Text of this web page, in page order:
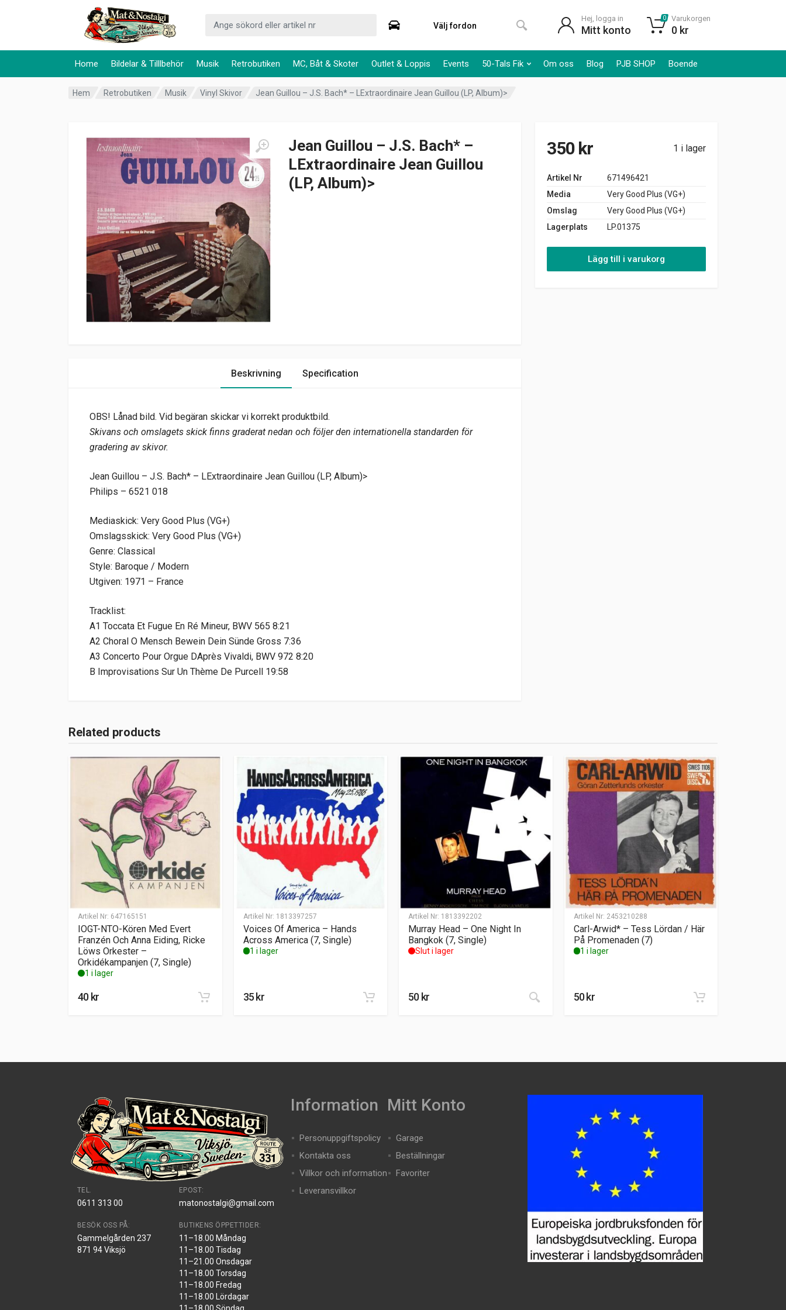
Home Bildelar & Tilllbehör Musik Retrobutiken MC, Båt & Skoter Outlet & Loppis Events 50-Tals Fik Om oss Blog PJB SHOP Boende
Välj fordon
Hej, logga in
Mitt konto
0 Varukorgen
0 kr
Hem Retrobutiken Musik Vinyl Skivor Jean Guillou – J.S. Bach* – LExtraordinaire Jean Guillou (LP, Album)>
Jean Guillou – J.S. Bach* –
LExtraordinaire Jean Guillou
(LP, Album)>
350 kr 1 i lager
Artikel Nr
671496421
Media
Very Good Plus (VG+)
Omslag
Very Good Plus (VG+)
Lagerplats
LP.01375
Lägg till i varukorg
Beskrivning Specification
OBS! Lånad bild. Vid begäran skickar vi korrekt produktbild.
Skivans och omslagets skick finns graderat nedan och följer den internationella standarden för
gradering av skivor.
Jean Guillou – J.S. Bach* – LExtraordinaire Jean Guillou (LP, Album)>
Philips – 6521 018
Mediaskick: Very Good Plus (VG+)
Omslagsskick: Very Good Plus (VG+)
Genre: Classical
Style: Baroque / Modern
Utgiven: 1971 – France
Tracklist:
A1 Toccata Et Fugue En Ré Mineur, BWV 565 8:21
A2 Choral O Mensch Bewein Dein Sünde Gross 7:36
A3 Concerto Pour Orgue DAprès Vivaldi, BWV 972 8:20
B Improvisations Sur Un Thème De Purcell 19:58
Related products
Artikel Nr: 647165151
IOGT-NTO-Kören Med Evert
Franzén Och Anna Eiding, Ricke
Löws Orkester –
Orkidékampanjen (7, Single)
1 i lager
40kr
Artikel Nr: 1813397257
Voices Of America – Hands
Across America (7, Single)
1 i lager
35kr
Artikel Nr: 1813392202
Murray Head – One Night In
Bangkok (7, Single)
Slut i lager
50kr
Artikel Nr: 2453210288
Carl-Arwid* – Tess Lördan / Här
På Promenaden (7)
1 i lager
50kr
TEL.
0611 313 00
EPOST:
matonostalgi@gmail.com
BESÖK OSS PÅ:
Gammelgården 237
871 94 Viksjö
BUTIKENS ÖPPETTIDER:
11–18.00 Måndag
11–18.00 Tisdag
11–21.00 Onsdagar
11–18.00 Torsdag
11–18.00 Fredag
11–18.00 Lördagar
Information
Personuppgiftspolicy
Kontakta oss
Villkor och information
Leveransvillkor
Mitt Konto
Garage
Beställningar
Favoriter